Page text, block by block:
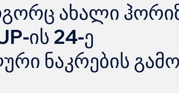
ახალი
ის 24-ე
ნაკრების